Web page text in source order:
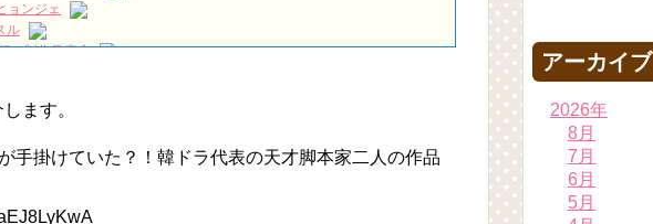
猫が急死…イ・ソンギョンら同僚芸能人から慰めの言葉が続々 – Taka
～永遠の約束～」メイキングを一部公開（DVD-SET2特典映像より）
ョンジェ
ル
制作発表会
で近況を伝える“会いたいでしょ？” Big News TV
ます。
手掛けていた？！韓ドラ代表の天才脚本家二人の作品
アーカイブ
2026年
8月
7月
6月
5月